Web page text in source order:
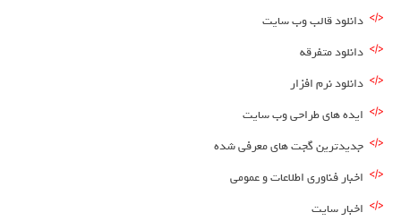
دانلود قالب وب سایت
دانلود متفرقه
دانلود نرم افزار
ایده های طراحی وب سایت
جدیدترین گجت های معرفی شده
اخبار فناوری اطلاعات و عمومی
اخبار سایت